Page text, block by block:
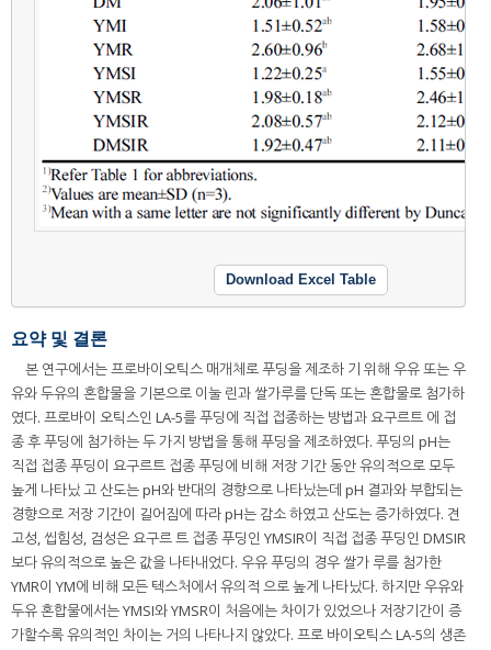
Download Excel Table
요약 및 결론
본 연구에서는 프로바이오틱스 매개체로 푸딩을 제조하 기 위해 우유 또는 우
유와 두유의 혼합물을 기본으로 이눌 린과 쌀가루를 단독 또는 혼합물로 첨가하
였다. 프로바이 오틱스인 LA-5를 푸딩에 직접 접종하는 방법과 요구르트 에 접
종 후 푸딩에 첨가하는 두 가지 방법을 통해 푸딩을 제조하였다. 푸딩의 pH는
직접 접종 푸딩이 요구르트 접종 푸딩에 비해 저장 기간 동안 유의적으로 모두
높게 나타났 고 산도는 pH와 반대의 경향으로 나타났는데 pH 결과와 부합되는
경향으로 저장 기간이 길어짐에 따라 pH는 감소 하였고 산도는 증가하였다. 견
고성, 씹힘성, 검성은 요구르 트 접종 푸딩인 YMSIR이 직접 접종 푸딩인 DMSIR
보다 유의적으로 높은 값을 나타내었다. 우유 푸딩의 경우 쌀가 루를 첨가한
YMR이 YM에 비해 모든 텍스처에서 유의적 으로 높게 나타났다. 하지만 우유와
두유 혼합물에서는 YMSI와 YMSR이 처음에는 차이가 있었으나 저장기간이 증
가할수록 유의적인 차이는 거의 나타나지 않았다. 프로 바이오틱스 LA-5의 생존